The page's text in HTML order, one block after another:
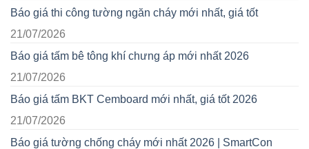
Báo giá thi công tường ngăn cháy mới nhất, giá tốt
21/07/2026
Báo giá tấm bê tông khí chưng áp mới nhất 2026
21/07/2026
Báo giá tấm BKT Cemboard mới nhất, giá tốt 2026
21/07/2026
Báo giá tường chống cháy mới nhất 2026 | SmartCon